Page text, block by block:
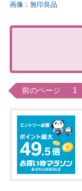
画像：無印良品
前のページ 1